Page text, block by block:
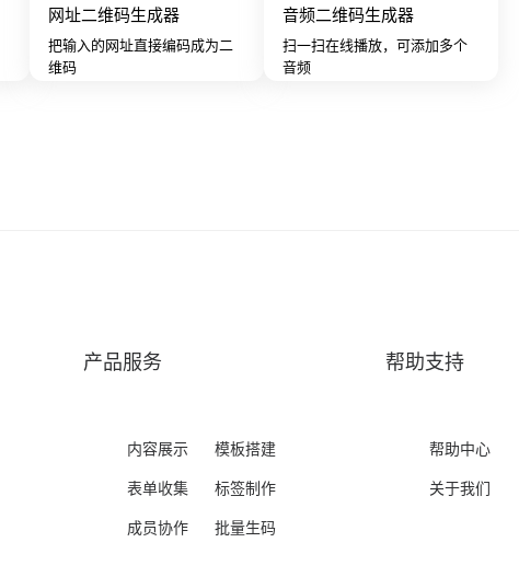
网址二维码生成器
把输入的网址直接编码成为二
维码
音频二维码生成器
扫一扫在线播放，可添加多个
音频
产品服务
内容展示
模板搭建
表单收集
标签制作
成员协作
批量生码
帮助支持
帮助中心
关于我们